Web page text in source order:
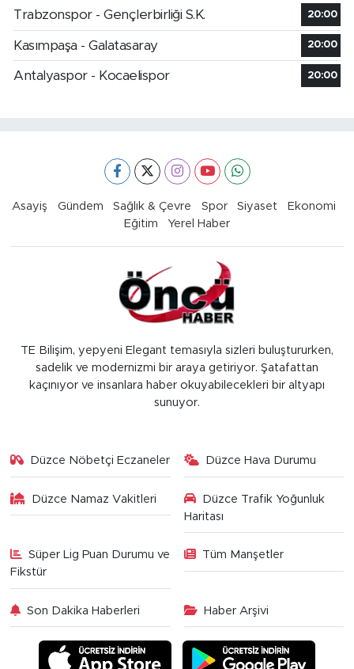
Trabzonspor - Gençlerbirliği S.K. 20:00
Kasımpaşa - Galatasaray 20:00
Antalyaspor - Kocaelispor 20:00
Asayiş Gündem Sağlık & Çevre Spor Siyaset
Ekonomi
Eğitim
Yerel Haber
TE Bilişim, yepyeni Elegant temasıyla sizleri buluştururken,
sadelik ve modernizmi bir araya getiriyor. Şatafattan
kaçınıyor ve insanlara haber okuyabilecekleri bir altyapı
sunuyor.
Düzce Nöbetçi Eczaneler Düzce Hava Durumu
Düzce Namaz Vakitleri
Düzce Trafik Yoğunluk
Haritası
Süper Lig Puan Durumu ve
Fikstür
Tüm Manşetler
Son Dakika Haberleri Haber Arşivi